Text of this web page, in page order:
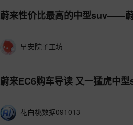
蔚来性价比最高的中型suv——
早安院子工坊
蔚来EC6购车导读 又一猛虎中
花白桃数据091013